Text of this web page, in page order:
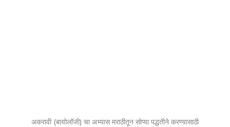
अकरावी (बायोलॉजी) चा अभ्यास मराठीतून सोप्या पद्धतीने करण्यासाठी